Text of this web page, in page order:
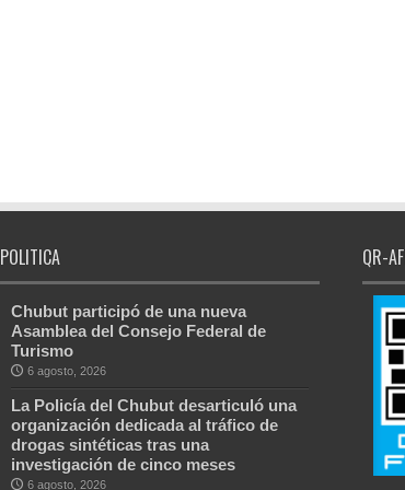
POLITICA
Chubut participó de una nueva
Asamblea del Consejo Federal de
Turismo
6 agosto, 2026
La Policía del Chubut desarticuló una
organización dedicada al tráfico de
drogas sintéticas tras una
investigación de cinco meses
6 agosto, 2026
QR-